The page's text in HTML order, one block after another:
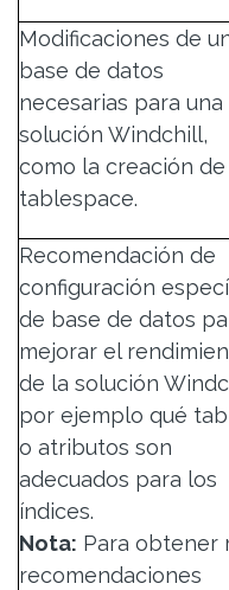
Modificaciones de
base de datos
necesarias para una
solución Windchill,
como la creación de
tablespace.
Recomendación de
configuración
de base de datos
mejorar el
de la solución
por ejemplo qué
o atributos son
adecuados para los
índices.
Nota: Para obtener
recomendaciones